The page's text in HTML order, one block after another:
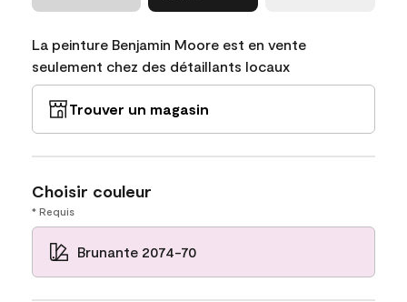
La peinture Benjamin Moore est en vente
seulement chez des détaillants locaux
Trouver un magasin
Choisir couleur
* Requis
Brunante 2074-70